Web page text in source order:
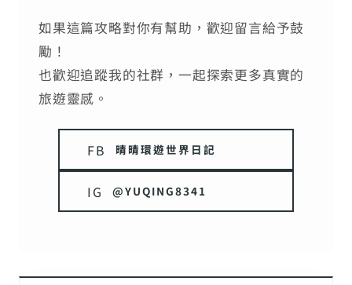
如果這篇攻略對你有幫助，歡迎留言給予鼓
勵！
也歡迎追蹤我的社群，一起探索更多真實的
旅遊靈感。
FB 晴晴環遊世界日記
IG @YUQING8341